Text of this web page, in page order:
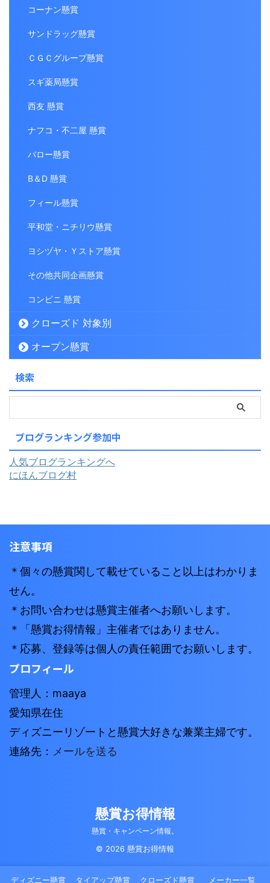
コーナン懸賞
サンドラッグ懸賞
ＣＧＣグループ懸賞
スギ薬局懸賞
西友 懸賞
ナフコ・不二屋 懸賞
バロー懸賞
B＆D 懸賞
フィール懸賞
平和堂・ニチリウ懸賞
ヨシヅヤ・Ｙストア懸賞
その他共同企画懸賞
コンビニ 懸賞
クローズド 対象別
オープン懸賞
検索
ブログランキング参加中
人気ブログランキングへ
にほんブログ村
注意事項
＊個々の懸賞関して載せていること以上はわかりま
せん。
＊お問い合わせは懸賞主催者へお願いします。
＊「懸賞お得情報」主催者ではありません。
＊応募、登録等は個人の責任範囲でお願いします。
プロフィール
管理人：maaya
愛知県在住
ディズニーリゾートと懸賞大好きな兼業主婦です。
連絡先： メールを送る
懸賞お得情報
懸賞・キャンペーン情報。
© 2026 懸賞お得情報
ディズニー懸賞 タイアップ懸賞 クローズド懸賞 メーカー一覧